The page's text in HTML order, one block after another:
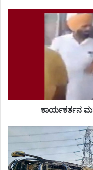
ಕಾರ್ಯಕರ್ತನ
ವೇನಲ್ಲಿ
ಪಲ್ಟಿಯಾಗಿ